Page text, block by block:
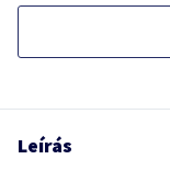
Leírás